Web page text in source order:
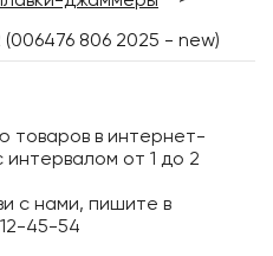
(006476 806 2025 - new)
товаров в интернет-
интервалом от 1 до 2
с нами, пишите в
45-54